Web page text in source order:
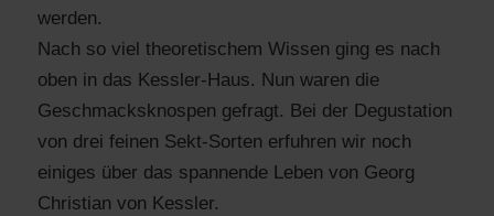
werden.
Nach so viel theoretischem Wissen ging es nach
oben in das Kessler-Haus. Nun waren die
Geschmacksknospen gefragt. Bei der Degustation
von drei feinen Sekt-Sorten erfuhren wir noch
einiges über das spannende Leben von Georg
Christian von Kessler.